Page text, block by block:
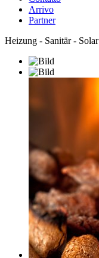
Arrivo
Partner
Heizung - Sanitär - Solar